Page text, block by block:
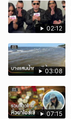
02:12
03:08
07:15